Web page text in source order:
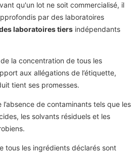
qu'un lot ne soit commercialisé, il
par des laboratoires
laboratoires tiers indépendants
la concentration de tous les
aux allégations de l’étiquette,
tient ses promesses.
l’absence de contaminants tels que les
les solvants résiduels et les
tous les ingrédients déclarés sont